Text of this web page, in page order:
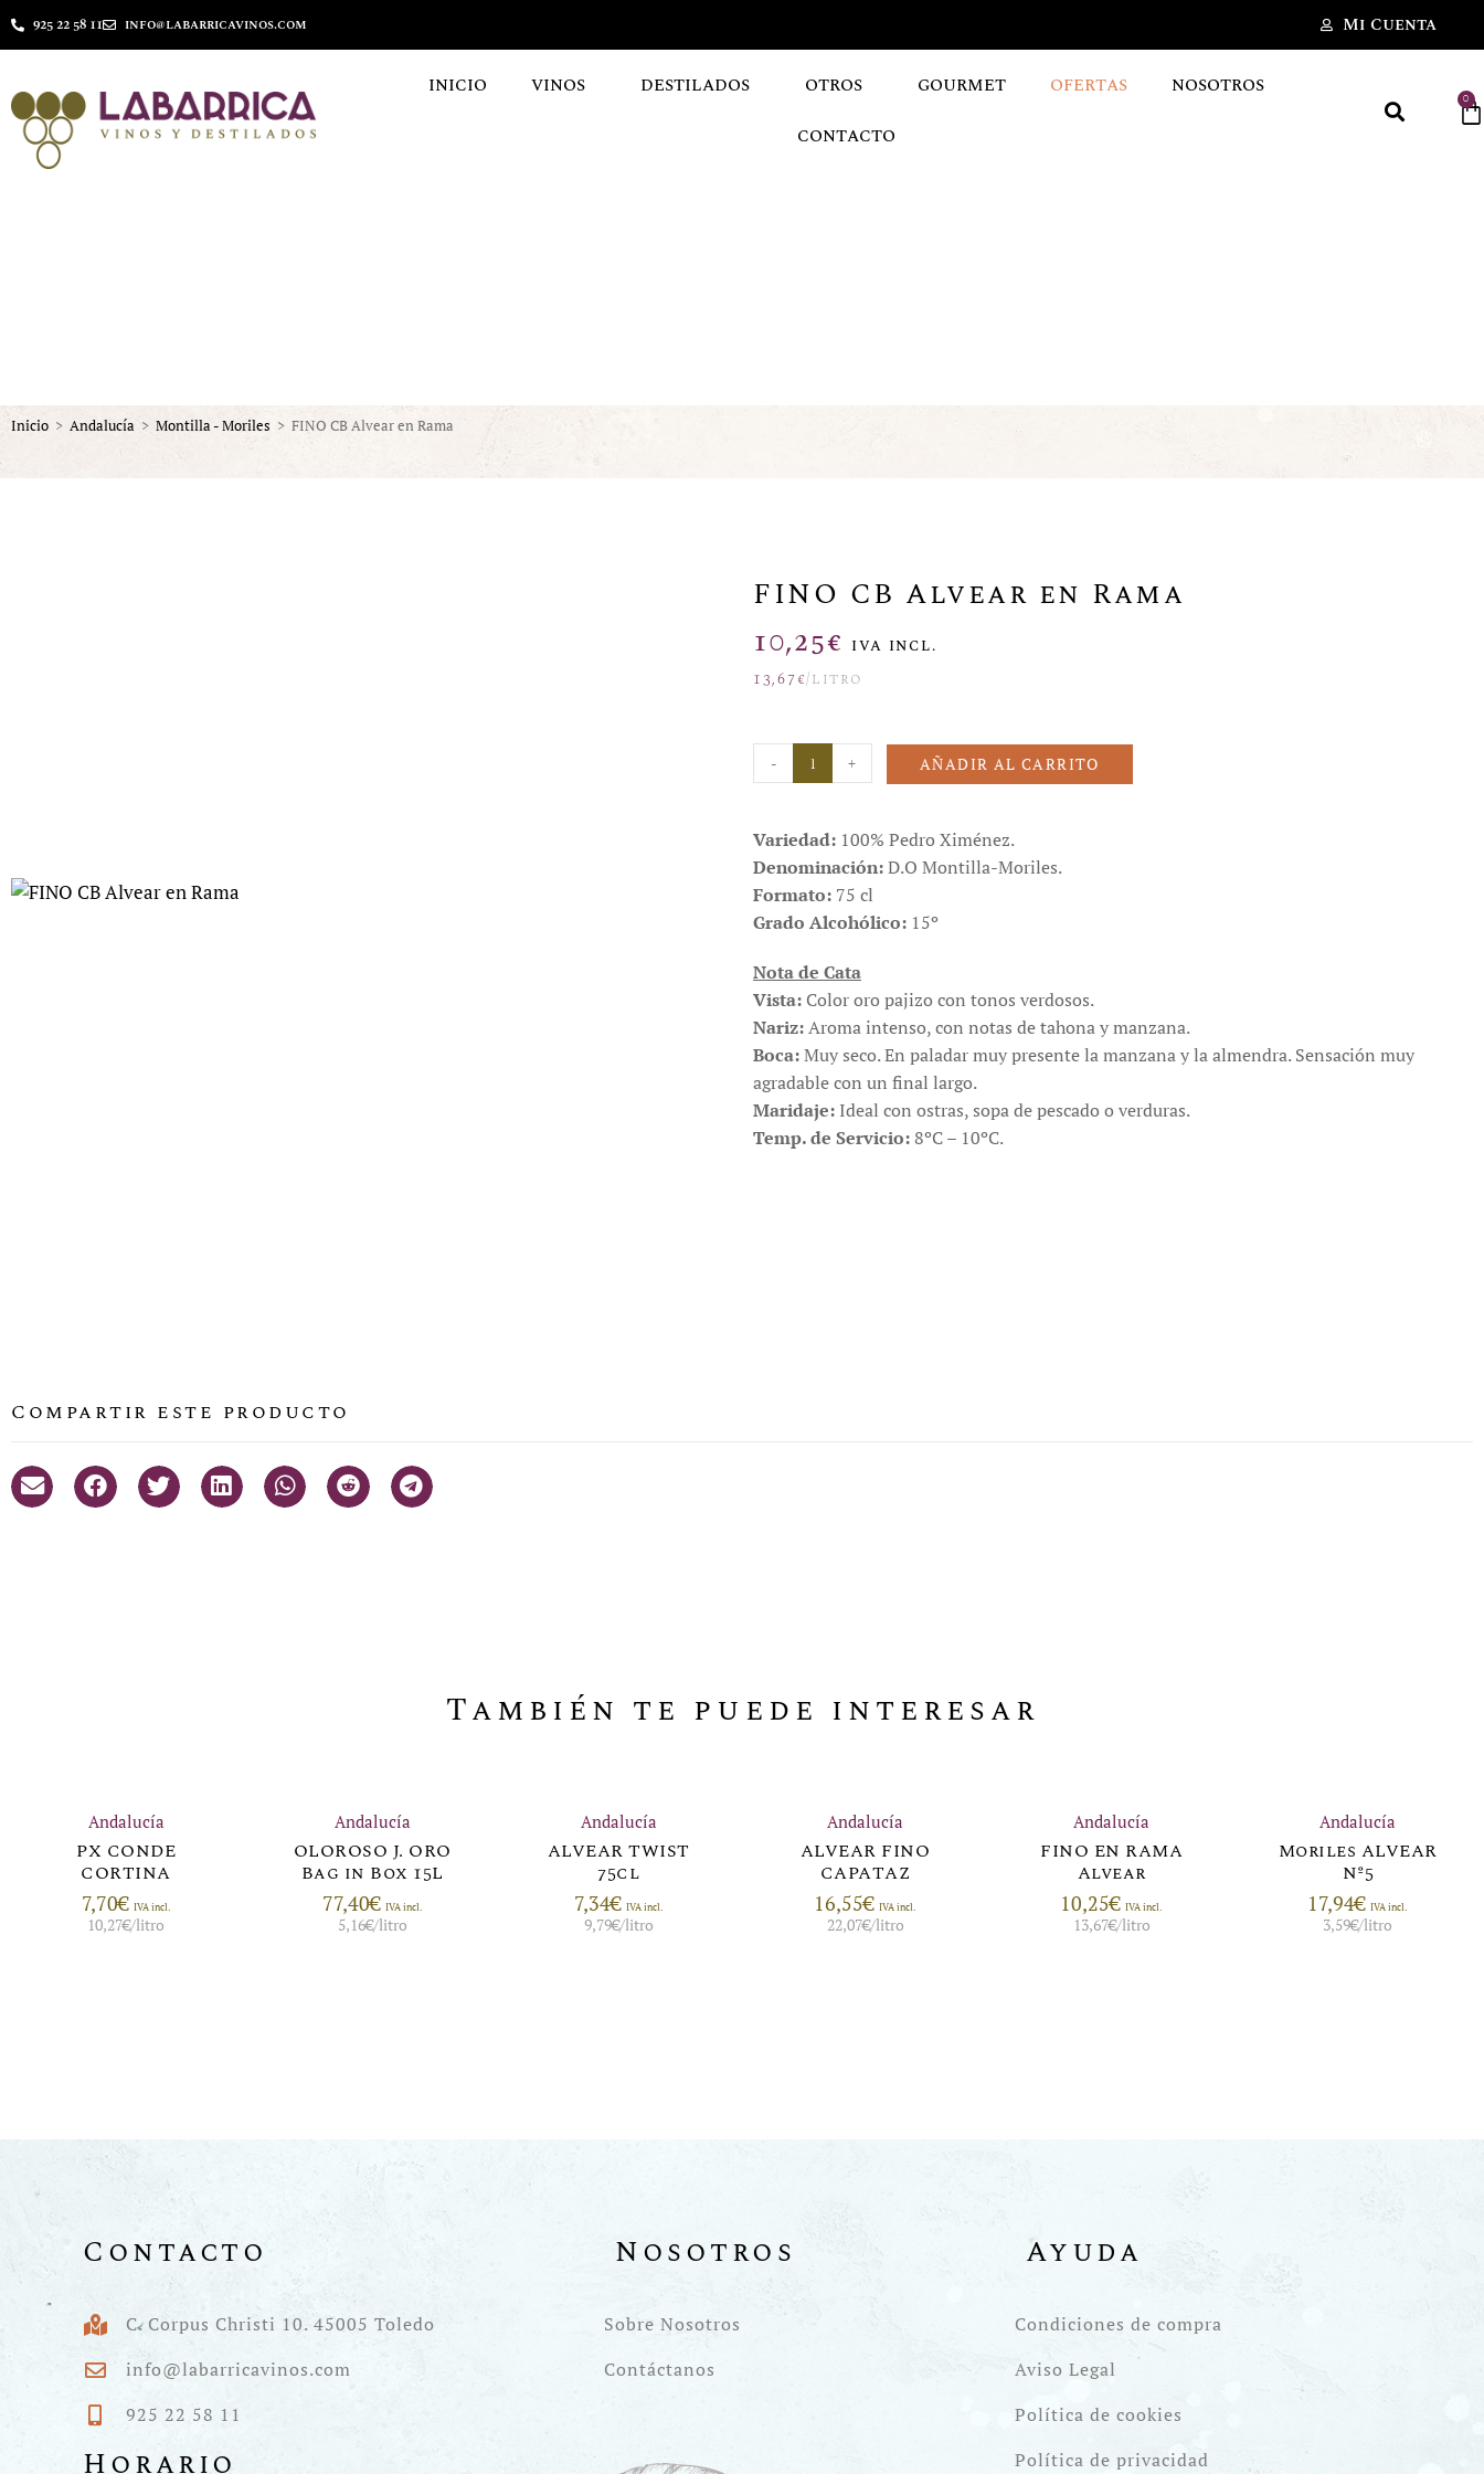
925 22 58 11 info@labarricavinos.com Mi Cuenta
INICIO VINOS DESTILADOS OTROS GOURMET OFERTAS
NOSOTROS
CONTACTO
0
Inicio > Andalucía > Montilla - Moriles > FINO CB Alvear en Rama
FINO CB Alvear en Rama
10,25€ IVA INCL.
13,67€/litro
- + AÑADIR AL CARRITO
Variedad: 100% Pedro Ximénez.
Denominación:D.O Montilla-Moriles.
Formato: 75 cl
Grado Alcohólico: 15º
Nota de Cata
Vista: Color oro pajizo con tonos verdosos.
Nariz:Aroma intenso, con notas de tahona y manzana.
Boca:Muy seco. En paladar muy presente la manzana y la almendra. Sensación muy
agradable con un final largo.
Maridaje: Ideal con ostras, sopa de pescado o verduras.
Temp. de Servicio:8ºC – 10ºC.
Compartir este producto
También te puede interesar
Andalucía
PX CONDE
CORTINA
7,70€ IVA incl.
10,27€/litro
Andalucía
OLOROSO J. ORO
Bag in Box 15L
77,40€ IVA incl.
5,16€/litro
Andalucía
ALVEAR TWIST
75cl
7,34€ IVA incl.
9,79€/litro
Andalucía
ALVEAR FINO
CAPATAZ
16,55€ IVA incl.
22,07€/litro
Andalucía
FINO EN RAMA
Alvear
10,25€ IVA incl.
13,67€/litro
Andalucía
Moriles ALVEAR
Nº5
17,94€ IVA incl.
3,59€/litro
Contacto
C. Corpus Christi 10. 45005 Toledo
info@labarricavinos.com
925 22 58 11
Horario
Nosotros
Sobre Nosotros
Contáctanos
Ayuda
Condiciones de compra
Aviso Legal
Política de cookies
Política de privacidad